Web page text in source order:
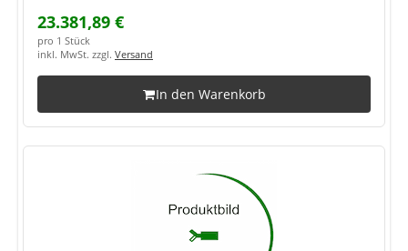
23.381,89 €
pro 1 Stück
inkl. MwSt. zzgl. Versand
In den Warenkorb